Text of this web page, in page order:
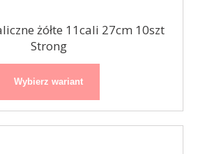
żółte 11cali 27cm 10szt
Strong
Wybierz wariant